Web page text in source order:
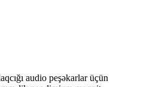
audio peşəkarlar üçün